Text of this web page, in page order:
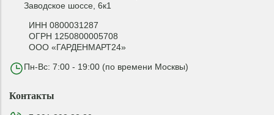
Заводское шоссе, 6к1
ИНН 0800031287
ОГРН 1250800005708
ООО «ГАРДЕНМАРТ24»
Пн-Вс: 7:00 - 19:00 (по времени Москвы)
Контакты